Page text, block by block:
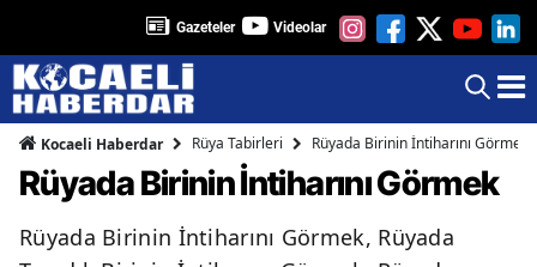
Gazeteler Videolar
Kocaeli Haberdar Rüya Tabirleri Rüyada Birinin İntiharını Görmek
Rüyada Birinin İntiharını Görmek
Rüyada Birinin İntiharını Görmek, Rüyada